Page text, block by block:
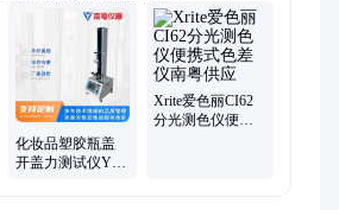
化妆品塑胶瓶盖
开盖力测试仪YN-
Xrite爱色丽CI62
分光测色仪便携